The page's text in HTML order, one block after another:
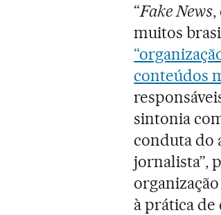
“Fake News
muitos
conteúdos
sintonia
conduta do
jornalista”,
à prática de